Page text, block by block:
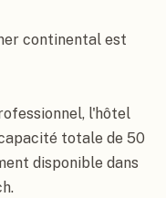
continental est
l'hôtel
totale de 50
disponible dans